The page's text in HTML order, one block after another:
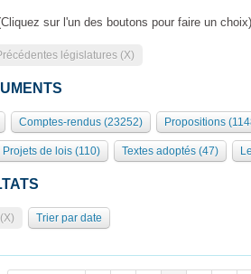
organes
l'Assemblée
des Présidents Bureau Collège des
clés
palais Bourbon
sur l'un des boutons pour faire un choix)
législatures (X)
Comptes-rendus (23252) Propositions
Projets de lois (110) Textes adoptés (47)
Trier par date